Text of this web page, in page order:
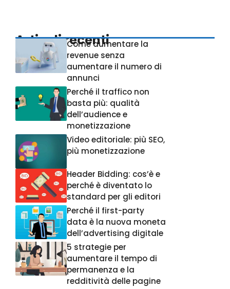
Articoli recenti
Come aumentare la
revenue senza
aumentare il numero di
annunci
Perché il traffico non
basta più: qualità
dell’audience e
monetizzazione
Video editoriale: più SEO,
più monetizzazione
Header Bidding: cos’è e
perché è diventato lo
standard per gli editori
Perché il first-party
data è la nuova moneta
dell’advertising digitale
5 strategie per
aumentare il tempo di
permanenza e la
redditività delle pagine